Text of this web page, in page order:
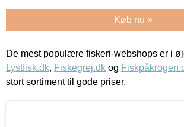
Køb nu »
De mest populære fiskeri-webshops er i
Lystfisk.dk, Fiskegrej.dk og
stort sortiment til gode priser.